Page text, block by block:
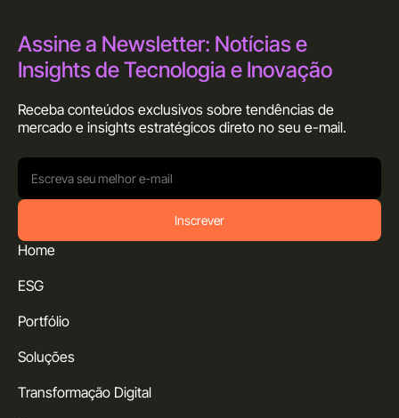
Home
ESG
Portfólio
Soluções
Transformação Digital
Assine a Newsletter: Notícias e
Insights de Tecnologia e Inovação
Receba conteúdos exclusivos sobre tendências de
mercado e insights estratégicos direto no seu e-mail.
Inscrever